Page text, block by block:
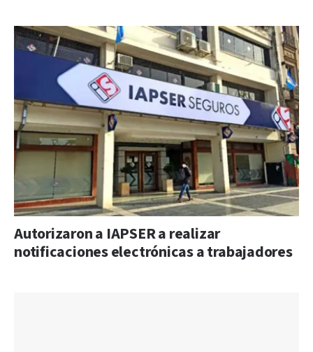
Autorizaron a IAPSER a realizar
notificaciones electrónicas a trabajadores